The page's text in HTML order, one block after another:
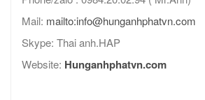
Mail: mailto:info@hunganhphatvn.com
Skype: Thai anh.HAP
Website: Hunganhphatvn.com